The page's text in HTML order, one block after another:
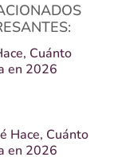
Cuánto
en 2026
Hace, Cuánto
en 2026